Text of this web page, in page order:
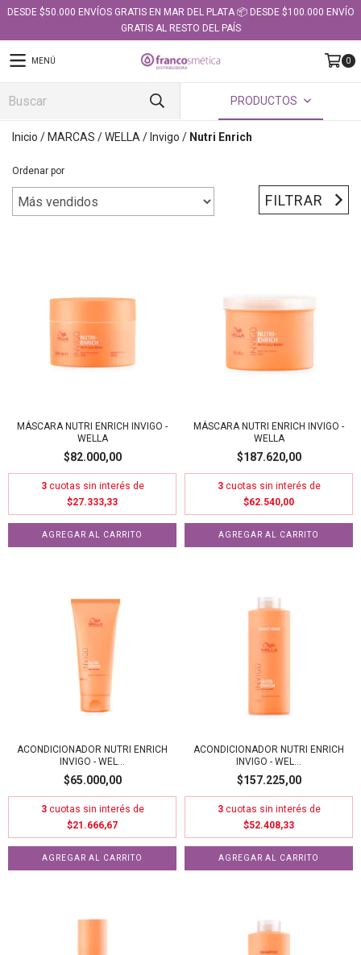
DESDE $50.000 ENVÍOS GRATIS EN MAR DEL PLATA 📦 DESDE $100.000 ENVÍO
GRATIS AL RESTO DEL PAÍS
MENÚ 0
PRODUCTOS
Inicio / MARCAS /WELLA / Invigo / Nutri Enrich
Ordenar por
FILTRAR
MÁSCARA NUTRI ENRICH INVIGO -
WELLA
$82.000,00
3 cuotas sin interés de
$27.333,33
MÁSCARA NUTRI ENRICH INVIGO -
WELLA
$187.620,00
3 cuotas sin interés de
$62.540,00
ACONDICIONADOR NUTRI ENRICH
INVIGO - WEL...
$65.000,00
3 cuotas sin interés de
$21.666,67
ACONDICIONADOR NUTRI ENRICH
INVIGO - WEL...
$157.225,00
3 cuotas sin interés de
$52.408,33